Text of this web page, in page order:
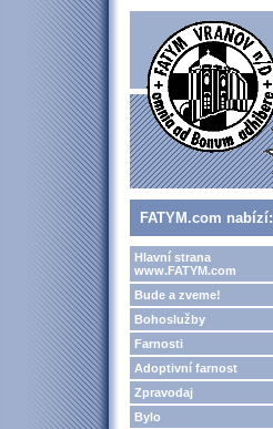
FATYM.com nabízí:
Hlavní strana
www.FATYM.com
Bude a zveme!
Bohoslužby
Farnosti
Adoptivní farnost
Zpravodaj
Bylo